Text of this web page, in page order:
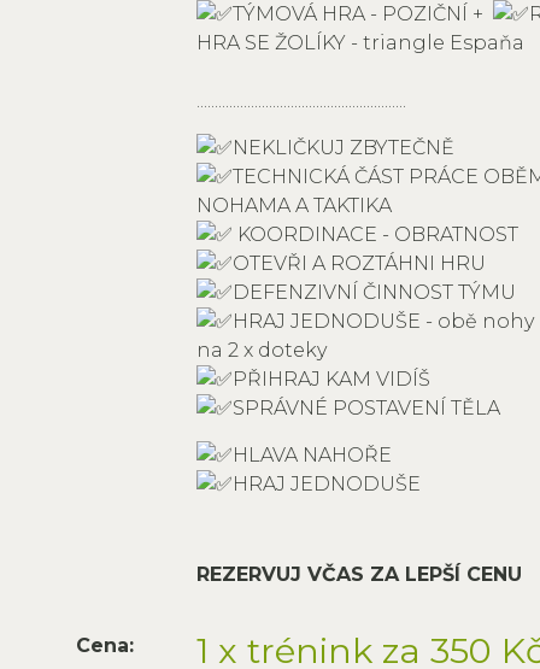
TÝMOVÁ HRA - POZIČNÍ +
HRA SE ŽOLÍKY - triangle Espaňa
NEKLIČKUJ ZBYTEČNĚ
TECHNICKÁ ČÁST PRÁCE
NOHAMA A TAKTIKA
KOORDINACE - OBRATNOST
OTEVŘI A ROZTÁHNI HRU
DEFENZIVNÍ ČINNOST TÝMU
HRAJ JEDNODUŠE - obě
na 2 x doteky
PŘIHRAJ KAM VIDÍŠ
SPRÁVNÉ POSTAVENÍ TĚLA
HLAVA NAHOŘE
HRAJ JEDNODUŠE
REZERVUJ VČAS ZA LEPŠÍ CENU
Cena: 1 x trénink za 350